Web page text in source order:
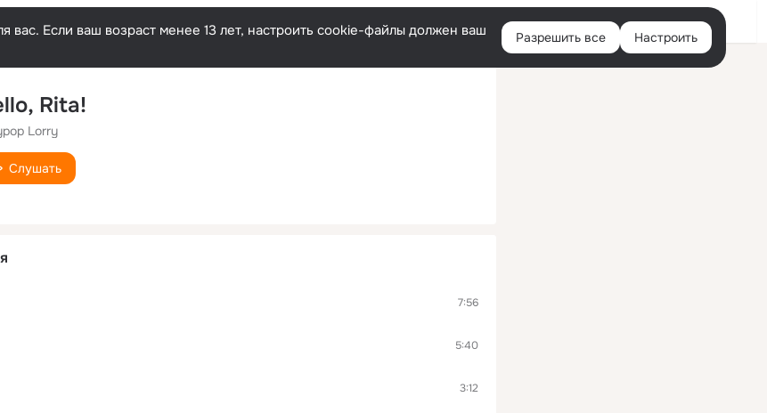
Войти
Если ваш возраст менее 13 лет, настроить cookie-файлы должен ваш
Разрешить все Настроить
Rita!
Lorry
Слушать
7:56
5:40
3:12